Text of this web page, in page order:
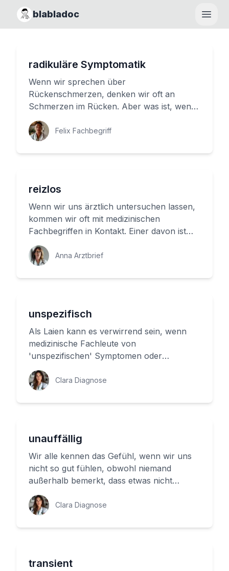
blabladoc
radikuläre Symptomatik
Wenn wir sprechen über
Rückenschmerzen, denken wir oft an
Schmerzen im Rücken. Aber was ist, wenn
die Schmerzen nicht nur im Rücken sitzen,
sondern si...Felix Fachbegriff
reizlos
Wenn wir uns ärztlich untersuchen lassen,
kommen wir oft mit medizinischen
Fachbegriffen in Kontakt. Einer davon ist
'reizlos'. Aber was bedeutet das ...
Anna Arztbrief
unspezifisch
Als Laien kann es verwirrend sein, wenn
medizinische Fachleute von
'unspezifischen' Symptomen oder
Veränderungen sprechen. Aber was
bedeutet das genau...
Clara Diagnose
unauffällig
Wir alle kennen das Gefühl, wenn wir uns
nicht so gut fühlen, obwohl niemand
außerhalb bemerkt, dass etwas nicht
stimmt. Der Begriff 'unauffällig' bes...
Clara Diagnose
transient